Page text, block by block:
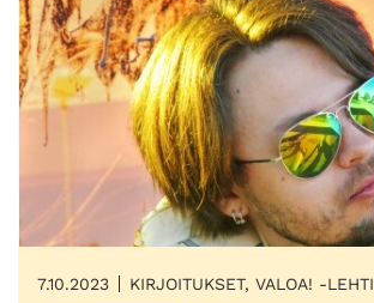
7.10.2023 KIRJOITUKSET, VALOA! -LEHTI